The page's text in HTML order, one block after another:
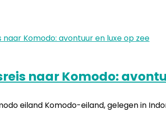
naar Komodo:
eiland Komodo-eiland, gelegen in